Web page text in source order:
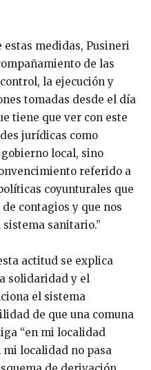
estas medidas, Pusineri
de las
la ejecución y
tomadas desde el día
tiene que ver con este
jurídicas como
local, sino
referido a
coyunturales que
contagios y que nos
sanitario.”
actitud se explica
solidaridad y el
el sistema
de que una comuna
“en mi localidad
mi localidad no pasa